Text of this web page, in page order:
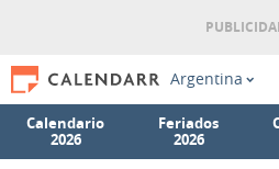
Argentina
Calendario
2026
Feriados
2026